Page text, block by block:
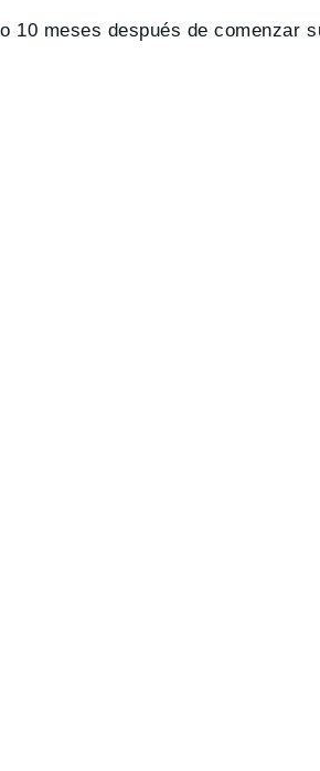
10 meses después de comenzar